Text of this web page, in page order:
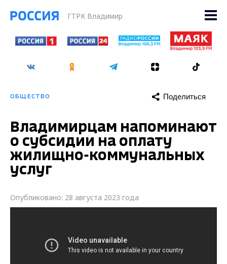
ГТРК Владимир
ОБЩЕСТВО Поделиться
Владимирцам напоминают
о субсидии на оплату
жилищно-коммунальных
услуг
Опубликовано: 28 августа 2023 года